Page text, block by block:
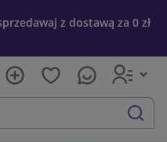
z dostawą za 0 zł
szukaj